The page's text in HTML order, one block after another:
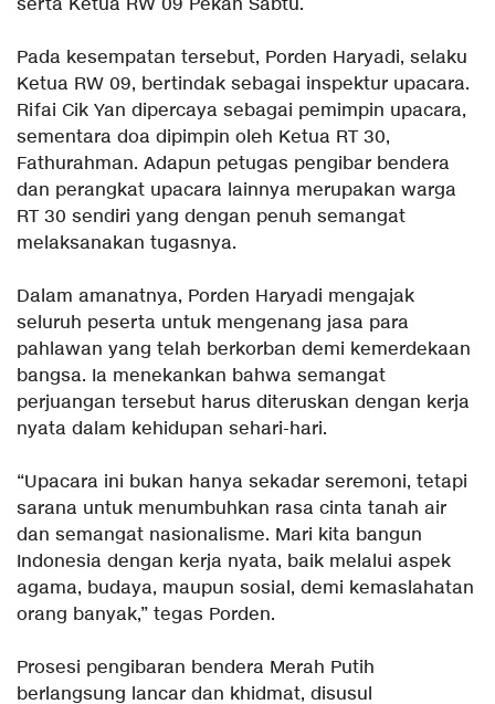
serta Ketua RW 09 Pekan Sabtu.
‎Pada kesempatan tersebut, Porden Haryadi, selaku
Ketua RW 09, bertindak sebagai inspektur upacara.
Rifai Cik Yan dipercaya sebagai pemimpin upacara,
sementara doa dipimpin oleh Ketua RT 30,
Fathurahman. Adapun petugas pengibar bendera
dan perangkat upacara lainnya merupakan warga
RT 30 sendiri yang dengan penuh semangat
melaksanakan tugasnya.
‎Dalam amanatnya, Porden Haryadi mengajak
seluruh peserta untuk mengenang jasa para
pahlawan yang telah berkorban demi kemerdekaan
bangsa. Ia menekankan bahwa semangat
perjuangan tersebut harus diteruskan dengan kerja
nyata dalam kehidupan sehari-hari.
‎“Upacara ini bukan hanya sekadar seremoni, tetapi
sarana untuk menumbuhkan rasa cinta tanah air
dan semangat nasionalisme. Mari kita bangun
Indonesia dengan kerja nyata, baik melalui aspek
agama, budaya, maupun sosial, demi kemaslahatan
orang banyak,” tegas Porden.
‎Prosesi pengibaran bendera Merah Putih
berlangsung lancar dan khidmat, disusul